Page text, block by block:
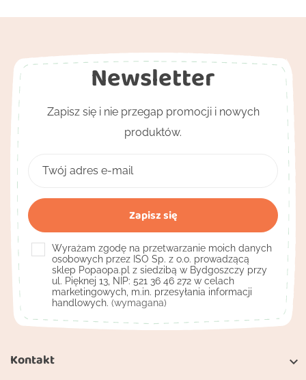
Kontakt 
Newsletter
Zapisz się i nie przegap promocji i nowych
produktów.
Wyrażam zgodę na przetwarzanie moich danych
osobowych przez ISO Sp. z o.o. prowadzącą
sklep Popaopa.pl z siedzibą w Bydgoszczy przy
ul. Pięknej 13, NIP: 521 36 46 272 w celach
marketingowych, m.in. przesyłania informacji
handlowych. (wymagana)